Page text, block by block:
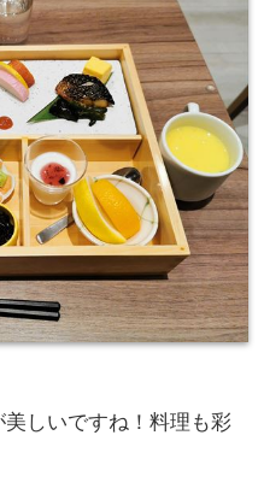
しいですね！料理も彩